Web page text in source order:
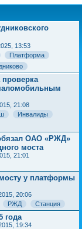
13:53
Платформа
проверка
21:08
Инвалиды
ОАО «РЖД»
моста
21:01
у платформы
20:06
РЖД Станция
года
19:34